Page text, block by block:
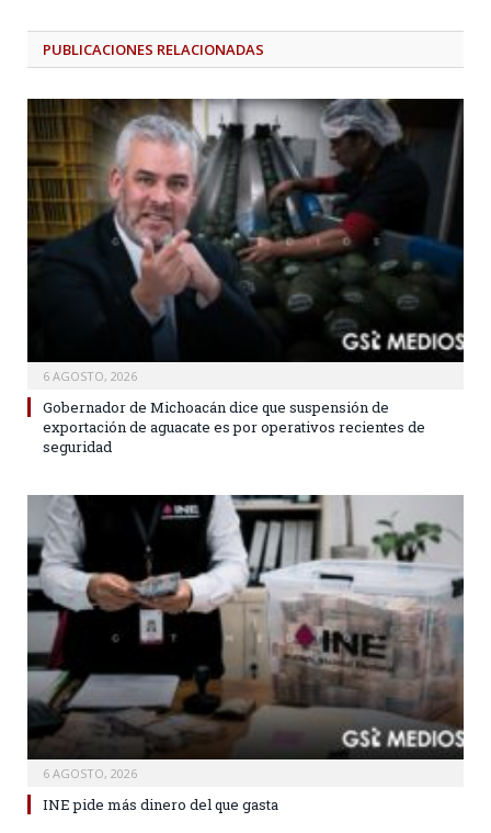
PUBLICACIONES RELACIONADAS
6 AGOSTO, 2026
Gobernador de Michoacán dice que suspensión de
exportación de aguacate es por operativos recientes de
seguridad
6 AGOSTO, 2026
INE pide más dinero del que gasta